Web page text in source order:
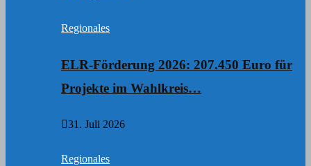
Regionales
ELR-Förderung 2026: 207.450 Euro für
Projekte im Wahlkreis…
31. Juli 2026
Regionales